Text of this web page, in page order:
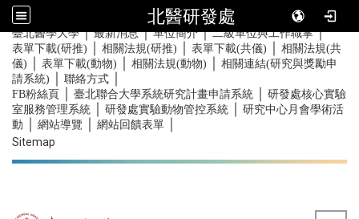
北醫研發處
::: 臺北醫學大學｜最新消息｜單位簡介｜二級單位與工作職掌｜
表單下載(研推) 相關法規(研推) 表單下載(共儀)
相關法規(共
儀)
表單下載(動物) 相關法規(動物)
相關連結(研究與獎勵申
請系統)
聯絡方式
FB粉絲頁 臺北聯合大學系統研究計畫申請系統
研發處核心實驗
室服務管理系統
研發處實驗動物管控系統
研究中心月會學術活
動
網站導覽 網站回饋表單
Sitemap